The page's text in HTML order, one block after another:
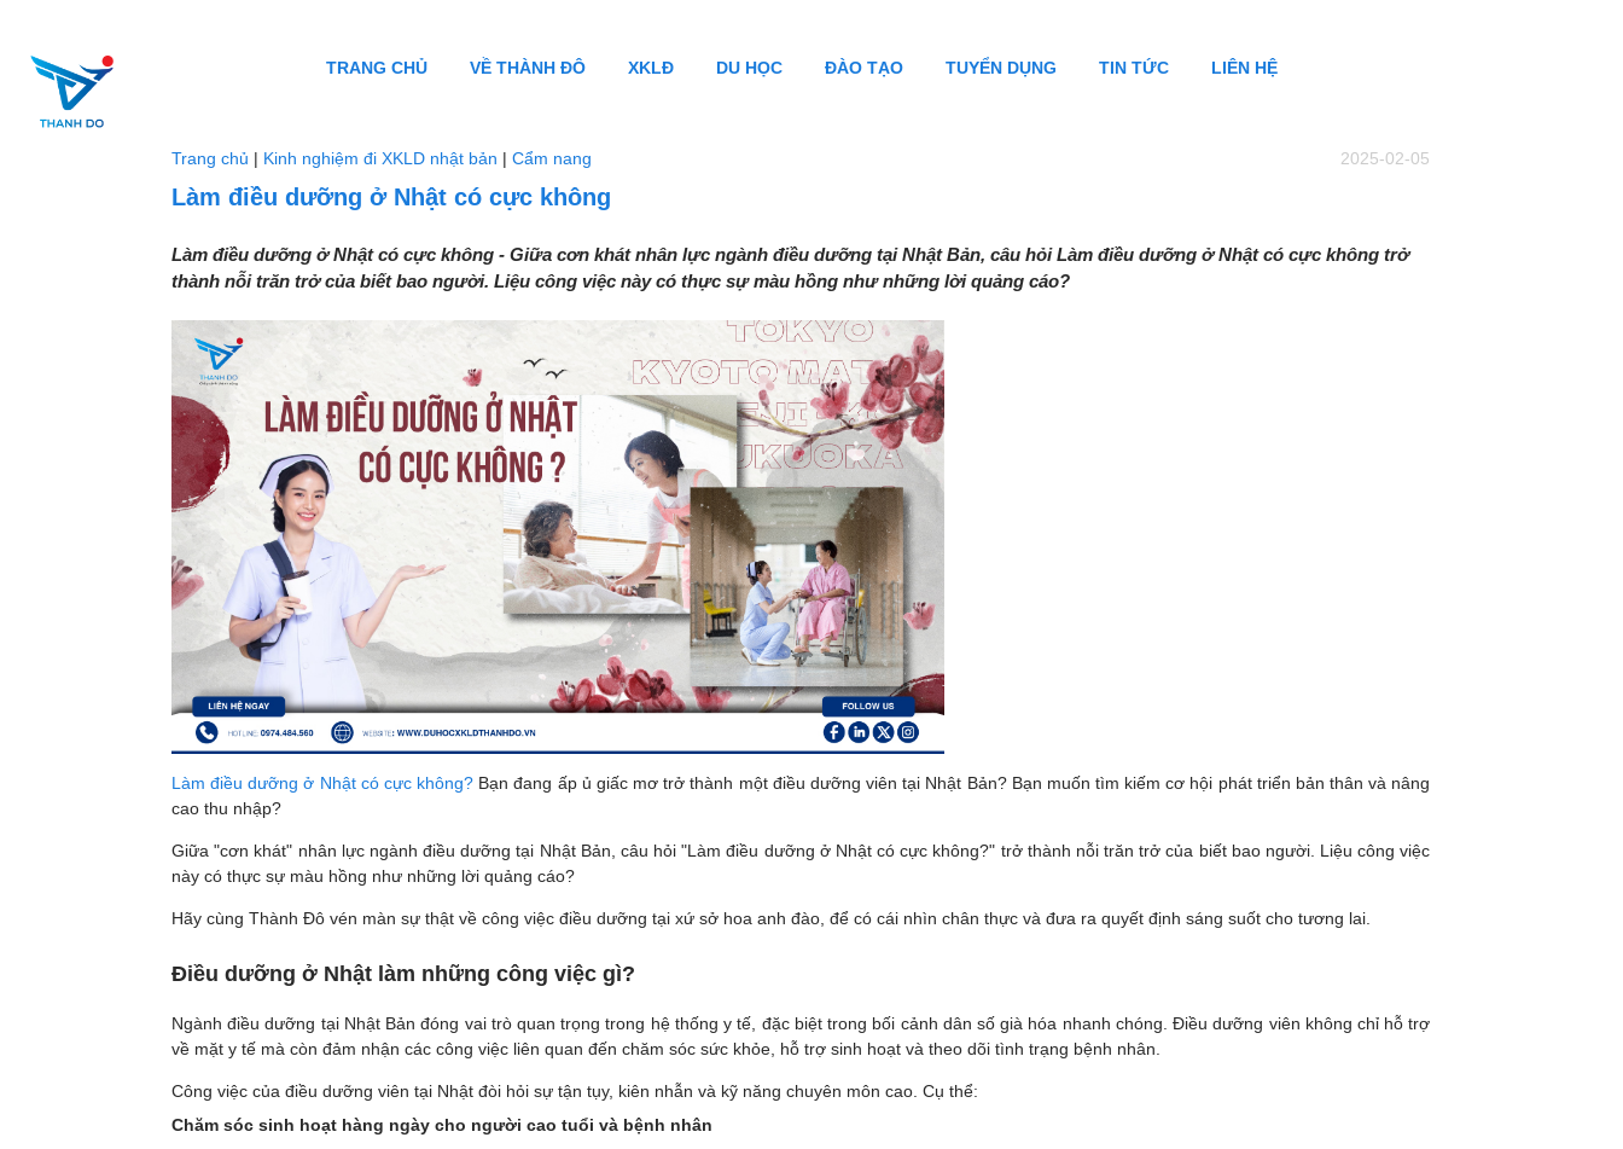
TRANG CHỦ VỀ THÀNH ĐÔ XKLĐ DU HỌC ĐÀO TẠO TUYỂN DỤNG TIN TỨC LIÊN HỆ
Trang chủ | Kinh nghiệm đi XKLD nhật bản | Cẩm nang 2025-02-05
Làm điều dưỡng ở Nhật có cực không
Làm điều dưỡng ở Nhật có cực không - Giữa cơn khát nhân lực ngành điều dưỡng tại Nhật Bản, câu hỏi Làm điều dưỡng ở Nhật có cực không trở
thành nỗi trăn trở của biết bao người. Liệu công việc này có thực sự màu hồng như những lời quảng cáo?
Làm điều dưỡng ở Nhật có cực không? Bạn đang ấp ủ giấc mơ trở thành một điều dưỡng viên tại Nhật Bản? Bạn muốn tìm kiếm cơ hội phát triển bản thân và nâng
cao thu nhập?
Giữa "cơn khát" nhân lực ngành điều dưỡng tại Nhật Bản, câu hỏi "Làm điều dưỡng ở Nhật có cực không?" trở thành nỗi trăn trở của biết bao người. Liệu công việc
này có thực sự màu hồng như những lời quảng cáo?
Hãy cùng Thành Đô vén màn sự thật về công việc điều dưỡng tại xứ sở hoa anh đào, để có cái nhìn chân thực và đưa ra quyết định sáng suốt cho tương lai.
Điều dưỡng ở Nhật làm những công việc gì?
Ngành điều dưỡng tại Nhật Bản đóng vai trò quan trọng trong hệ thống y tế, đặc biệt trong bối cảnh dân số già hóa nhanh chóng. Điều dưỡng viên không chỉ hỗ trợ
về mặt y tế mà còn đảm nhận các công việc liên quan đến chăm sóc sức khỏe, hỗ trợ sinh hoạt và theo dõi tình trạng bệnh nhân.
Công việc của điều dưỡng viên tại Nhật đòi hỏi sự tận tụy, kiên nhẫn và kỹ năng chuyên môn cao. Cụ thể:
Chăm sóc sinh hoạt hàng ngày cho người cao tuổi và bệnh nhân